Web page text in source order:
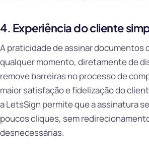
4. Experiência do cliente
A praticidade de assinar documentos
qualquer momento, diretamente de
remove barreiras no processo de
maior satisfação e fidelização do
a LetsSign permite que a assinatura
poucos cliques, sem
desnecessárias.